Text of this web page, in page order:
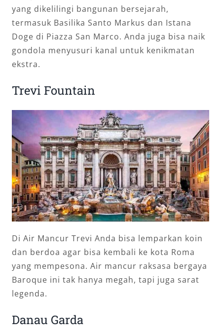
yang dikelilingi bangunan bersejarah,
termasuk Basilika Santo Markus dan Istana
Doge di Piazza San Marco. Anda juga bisa naik
gondola menyusuri kanal untuk kenikmatan
ekstra.
Trevi Fountain
Di Air Mancur Trevi Anda bisa lemparkan koin
dan berdoa agar bisa kembali ke kota Roma
yang mempesona. Air mancur raksasa bergaya
Baroque ini tak hanya megah, tapi juga sarat
legenda.
Danau Garda